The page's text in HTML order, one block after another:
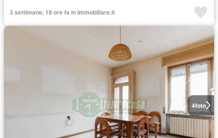
3 settimane, 18 ore fa in Immobiliare.it
4foto